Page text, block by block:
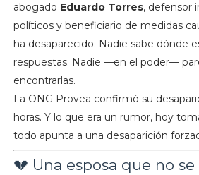
abogado Eduardo Torres, defensor
políticos y beneficiario de medidas
ha desaparecido. Nadie sabe dónde
respuestas. Nadie —en el poder—
encontrarlas.
La ONG Provea confirmó su
horas. Y lo que era un rumor, hoy
todo apunta a una desaparición
💔 Una esposa que no